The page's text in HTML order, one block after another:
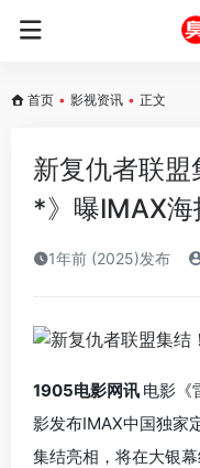
首页 • 影视资讯 • 正文
新复仇者联
*》曝IMAX海
1年前 (2025)发布
1905电影网讯 电影《
影发布IMAX中国独家
集结亮相，将在大银